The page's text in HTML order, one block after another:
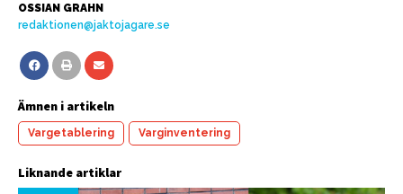
OSSIAN GRAHN
redaktionen@jaktojagare.se
Ämnen i artikeln
Vargetablering Varginventering
Liknande artiklar